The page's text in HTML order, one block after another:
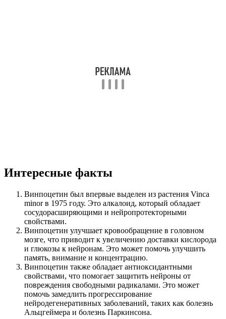
Интересные факты
Винпоцетин был впервые выделен из растения Vinca
minor в 1975 году. Это алкалоид, который обладает
сосудорасширяющими и нейропротекторными
свойствами.
Винпоцетин улучшает кровообращение в головном
мозге, что приводит к увеличению доставки кислорода
и глюкозы к нейронам. Это может помочь улучшить
память, внимание и концентрацию.
Винпоцетин также обладает антиоксидантными
свойствами, что помогает защитить нейроны от
повреждения свободными радикалами. Это может
помочь замедлить прогрессирование
нейродегенеративных заболеваний, таких как болезнь
Альцгеймера и болезнь Паркинсона.